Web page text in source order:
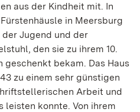
aus der Kindheit mit. In
in Meersburg
Jugend und der
den sie zu ihrem 10.
geschenkt bekam. Das Haus
zu einem sehr günstigen
Arbeit und
leisten konnte. Von ihrem